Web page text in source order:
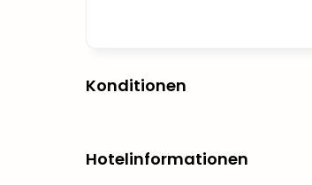
Konditionen
Hotelinformationen